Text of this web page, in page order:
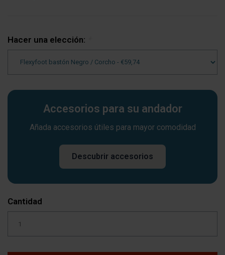
Hacer una elección:
Accesorios para su andador
Añada accesorios útiles para mayor comodidad
Descubrir accesorios
Cantidad